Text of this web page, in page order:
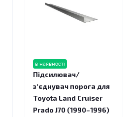
в наявності
Підсилювач/
зʼєднувач порога для
Toyota Land Cruiser
Prado J70 (1990–1996)